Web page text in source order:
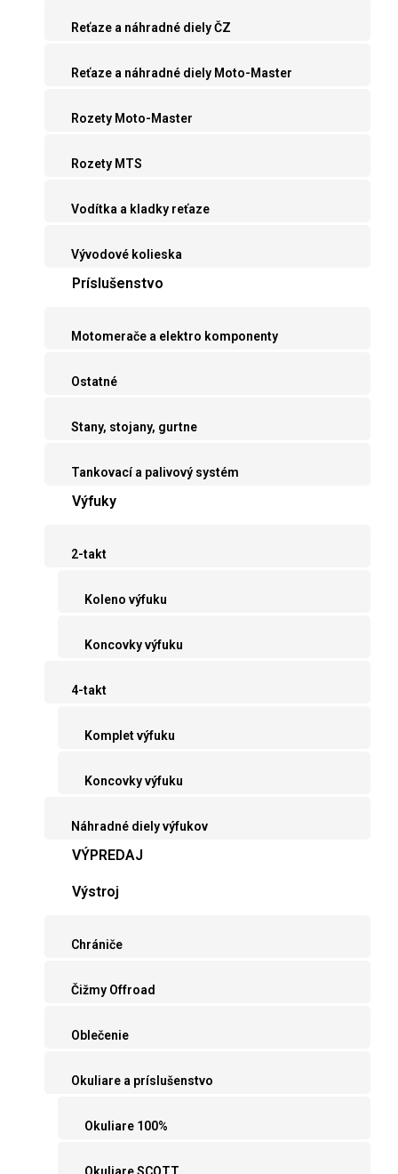
Reťaze a náhradné diely ČZ
Reťaze a náhradné diely Moto-Master
Rozety Moto-Master
Rozety MTS
Vodítka a kladky reťaze
Vývodové kolieska
Príslušenstvo
Motomerače a elektro komponenty
Ostatné
Stany, stojany, gurtne
Tankovací a palivový systém
Výfuky
2-takt
Koleno výfuku
Koncovky výfuku
4-takt
Komplet výfuku
Koncovky výfuku
Náhradné diely výfukov
VÝPREDAJ
Výstroj
Chrániče
Čižmy Offroad
Oblečenie
Okuliare a príslušenstvo
Okuliare 100%
Okuliare SCOTT